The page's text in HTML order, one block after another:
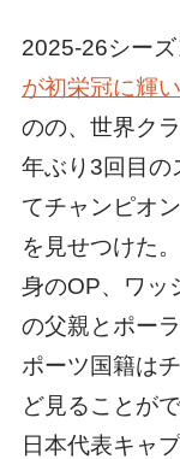
2025-26シーズ
が初栄冠に輝
のの、世界ク
年ぶり3回目の
てチャンピオ
を見せつけた
身のOP、ワッ
の父親とポー
ポーツ国籍は
ど見ることが
日本代表キャ